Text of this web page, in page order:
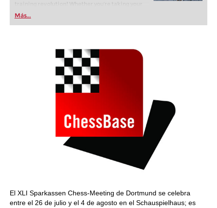
training revolution! Whether you’re taking your
first steps into the world of club chess, or already
playing at a tournament level: with FRITZ, you can
train more efficiently, intelligently and with a
Más...
El XLI Sparkassen Chess-Meeting de Dortmund se celebra
entre el 26 de julio y el 4 de agosto en el Schauspielhaus; es